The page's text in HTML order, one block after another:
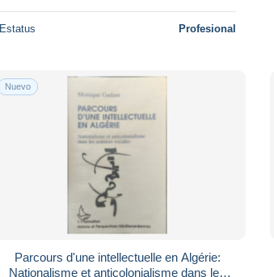
Estatus Profesional
Nuevo
Parcours d'une intellectuelle en Algérie:
Nationalisme et anticolonialisme dans les